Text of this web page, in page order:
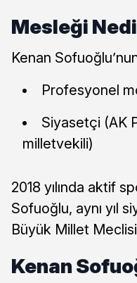
Mesleği
Kenan
Profesyonel
Siyasetçi (AK
milletvekili)
2018 yılında aktif
Sofuoğlu, aynı yıl
Büyük Millet
Kenan